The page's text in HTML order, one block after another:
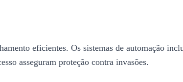
eficientes. Os sistemas de automação
asseguram proteção contra invasões.